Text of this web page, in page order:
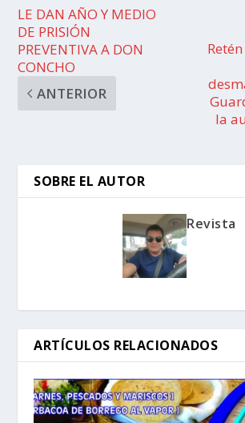
LE DAN AÑO Y MEDIO
DE PRISIÓN
PREVENTIVA A DON
CONCHO
ANTERIOR
la
SOBRE EL AUTOR
Revista
ARTÍCULOS RELACIONADOS